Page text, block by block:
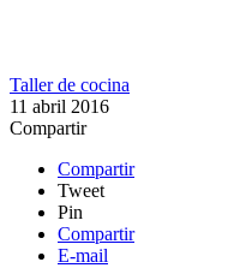
Taller de cocina
11 abril 2016
Compartir
Compartir
Tweet
Pin
Compartir
E-mail